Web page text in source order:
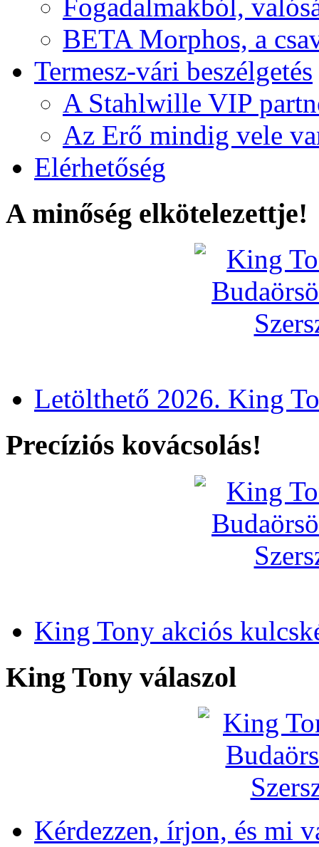
Fogadalmakból,
BETA Morphos, a
Termesz-vári beszélgetés
A Stahlwille VIP
Az Erő mindig vele
Elérhetőség
A minőség elkötelezettje!
Letölthető 2026. King
Precíziós kovácsolás!
King Tony akciós
King Tony válaszol
Kérdezzen, írjon, és mi